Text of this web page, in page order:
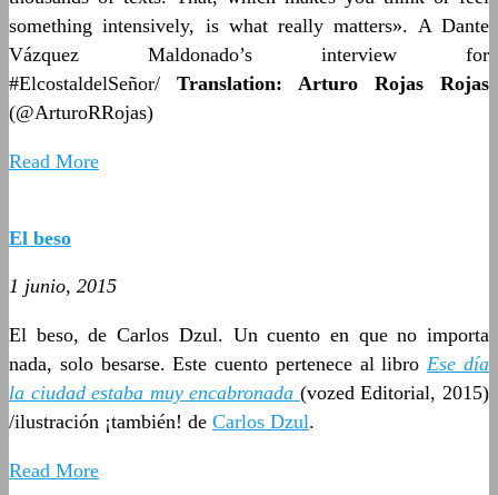
something intensively, is what really matters». A Dante
Vázquez Maldonado’s interview for
#ElcostaldelSeñor/ Translation: Arturo Rojas Rojas
(@ArturoRRojas)
Read More
El beso
1 junio, 2015
El beso, de Carlos Dzul. Un cuento en que no importa
nada, solo besarse. Este cuento pertenece al libro Ese día
la ciudad estaba muy encabronada (vozed Editorial, 2015)
/ilustración ¡también! de Carlos Dzul.
Read More